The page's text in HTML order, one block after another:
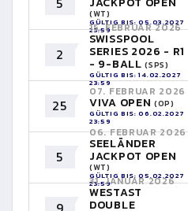
(WT)
GÜLTIG BIS: 05.03.2027
23:59
2
15. FEBRUAR 2026
SWISSPOOL
SERIES 2026 - R1
- 9-BALL(SPS)
GÜLTIG BIS: 14.02.2027
23:59
25
07. FEBRUAR 2026
VIVA OPEN (OP)
GÜLTIG BIS: 06.02.2027
23:59
5
06. FEBRUAR 2026
SEELÄNDER
JACKPOT OPEN
(WT)
GÜLTIG BIS: 05.02.2027
23:59
31. JANUAR 2026
WESTAST
DOUBLE